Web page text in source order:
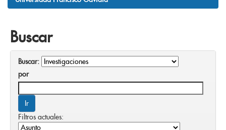
Buscar
Buscar:
por
Filtros actuales: